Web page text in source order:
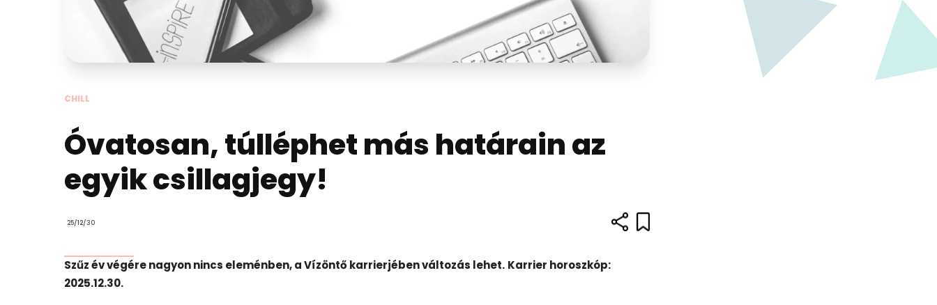
CHILL
Óvatosan, túlléphet más határain az
egyik csillagjegy!
25/12/30
Szűz év végére nagyon nincs eleménben, a Vízöntő karrierjében változás lehet. Karrier horoszkóp:
2025.12.30.